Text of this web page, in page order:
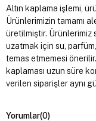
Altın kaplama işlemi,
Ürünlerimizin tamamı
üretilmiştir. Ürünlerimiz
uzatmak için su,
temas etmemesi
kaplaması uzun süre
verilen siparişler aynı
Yorumlar(0)